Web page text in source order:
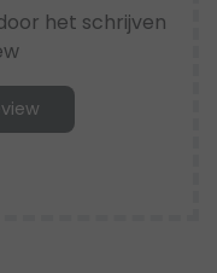
het schrijven